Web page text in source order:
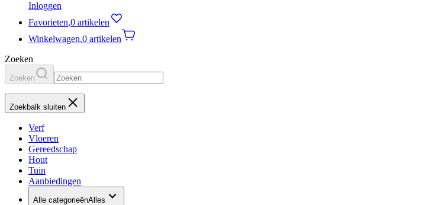
Inloggen
Favorieten,0 artikelen
Winkelwagen,0 artikelen
Zoeken
Zoeken
Zoekbalk sluiten
Verf
Vloeren
Gereedschap
Hout
Tuin
Aanbiedingen
Alle categorieënAlles